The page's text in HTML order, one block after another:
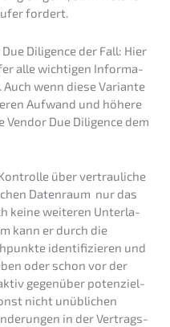
fordert.
Diligence der Fall: Hier
alle wichti­gen Infor­ma­
wenn diese Varian­te
Aufwand und höhere
Due Diligence dem
über vertrau­li­che
Daten­raum nur das
keine weite­ren Unter­la­
kann er durch die
identi­fi­zie­ren und
oder schon vor der
gegen­über poten­zi­el­
nicht unübli­chen
in der Vertrags­